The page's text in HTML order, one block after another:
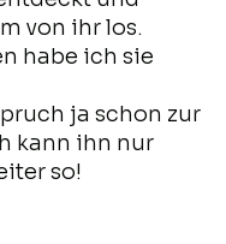
von ihr los.
habe ich sie
ja schon zur
kann ihn nur
so!